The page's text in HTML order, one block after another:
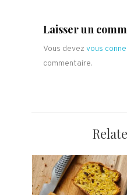
l’article
Laisser un
Vous devezvous
commentaire.